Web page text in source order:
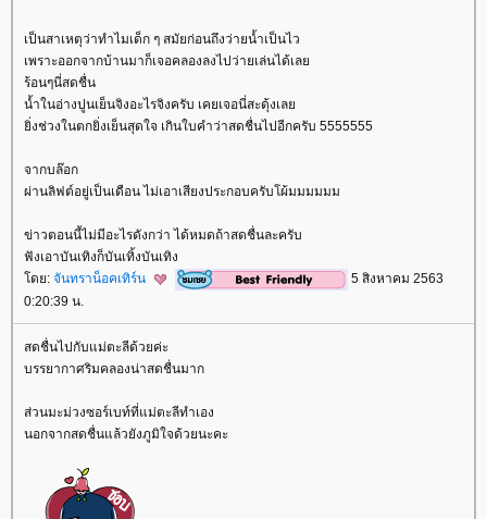
เป็นสาเหตุว่าทำไมเด็ก ๆ สมัยก่อนถึงว่ายน้ำเป็นไว
เพราะออกจากบ้านมาก็เจอคลองลงไปว่ายเล่นได้เล
ร้อนๆนี่สดชื่น
น้ำในอ่างปูนเย็นจิงอะไรจิงครับ เคยเจอนี่สะดุ้งเล
ิ่งช่วงในตกยิ่งเย็นสุดใจ เกินใบคำว่าสดชื่นไปอีกครับ 5555555
จากบล๊อก
ผ่านลิฟต์อยู่เป็นเดือน ไม่เอาเสียงประกอบครับโผ้มมมมมม
ข่าวตอนนี้ไม่มีอะไรดังกว่า ได้หมดถ้าสดชื่นละครับ
ฟังเอาบันเทิงก็บันเทิ้งบันเทิง
ดย: จันทราน็อคเทิร์น
5 สิงหาคม 2563
0:20:39 น.
สดชื่นไปกับแม่ตะลีด้วยค่ะ
บรรยากาศริมคลองน่าสดชื่นมาก
ส่วนมะม่วงซอร์เบท์ที่แม่ตะลีทำเอง
นอกจากสดชื่นแล้วยังภูมิใจด้วยนะคะ